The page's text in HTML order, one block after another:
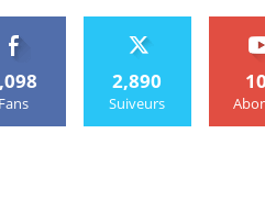
Fans
2,890
Suiveurs